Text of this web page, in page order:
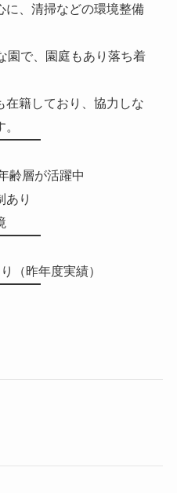
に、清掃などの環境整備
園で、園庭もあり落ち着
在籍しており、協力しな
齢層が活躍中
あり
（昨年度実績）